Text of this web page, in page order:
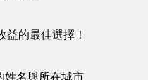
益的最佳選擇！
姓名與所在城市